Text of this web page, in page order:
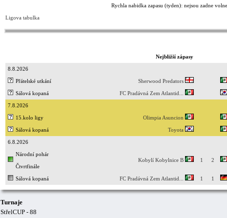
Rychla nabidka zapasu (tyden): nejsou zadne
Ligova tabulka
Nejbližší zápasy
8.8.2026
Přátelské utkání Sherwood Predators
Sálová kopaná FC Pradávná Zem Atlantid...
7.8.2026
15.kolo ligy Olimpia Asuncion
Sálová kopaná Toyota
6.8.2026
Národní pohár
Čtvrtfinále
Kobylí Kobylnice B 1 2
Sálová kopaná FC Pradávná Zem Atlantid... 1 1
Turnaje
StřelCUP - 88